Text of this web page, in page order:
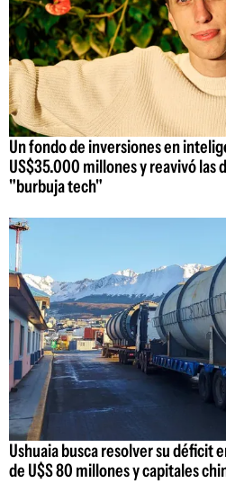
Un fondo de inversiones en
US$35.000 millones y reavivó las
"burbuja tech"
Ushuaia busca resolver su déficit
de U$S 80 millones y capitales